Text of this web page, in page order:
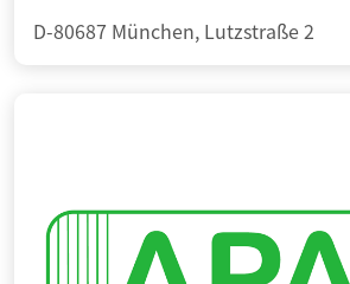
D-80687 München, Lutzstraße 2